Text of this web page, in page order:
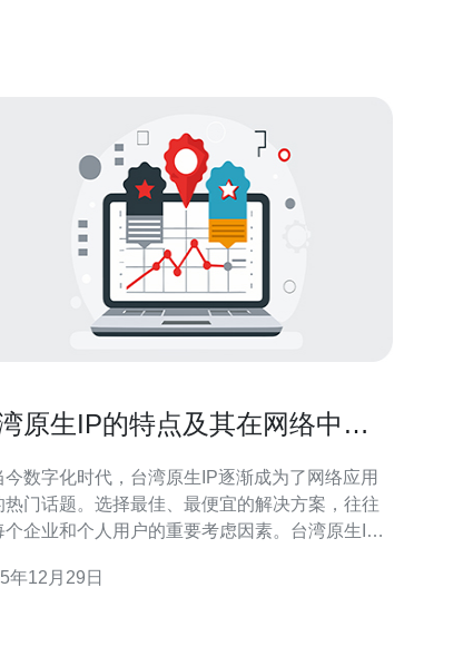
原生IP的特点及其在网络中的
今数字化时代，台湾原生IP逐渐成为了网络应用
热门话题。选择最佳、最便宜的解决方案，往往
个企业和个人用户的重要考虑因素。台湾原生IP
许多企业搭建服务器的首选。本文将深入探讨台
年12月29日